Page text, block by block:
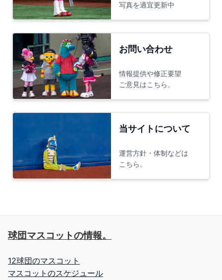
写真を適宜更新中
お問い合わせ
情報提供や修正要望
ご意見はこちら。
当サイトについて
運営方針・体制などは
こちら。
球団マスコットの情報。
12球団のマスコット
マスコットのスケジュール